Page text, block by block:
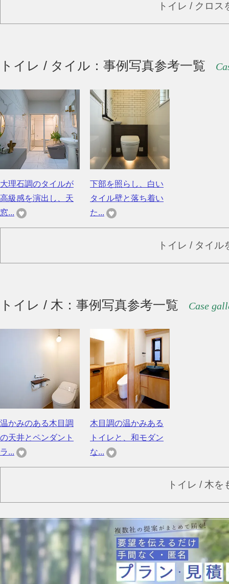
トイレ / クロス
トイレ / タイル：事例写真参考一覧
大理石調のタイルが
高級感を演出し、天
窓...
下部を照らし、白い
タイル壁と落ち着い
た...
トイレ / タイル
トイレ / 木：事例写真参考一覧 Case
温かみのある木目調
の天井とペンダント
ラ...
木目調の温かみある
トイレと、和モダン
な...
トイレ / 木を